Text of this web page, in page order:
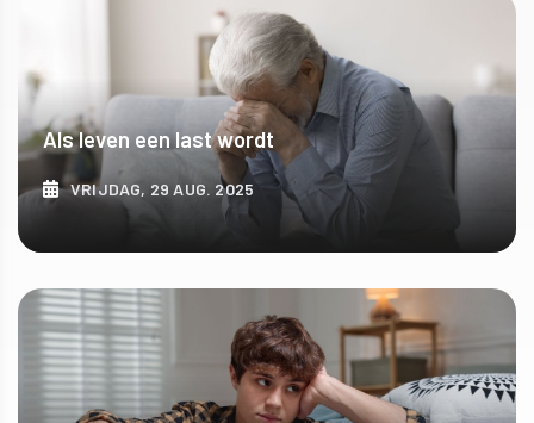
Als leven een last wordt
VRIJDAG, 29 AUG. 2025
ONTDEK MEER